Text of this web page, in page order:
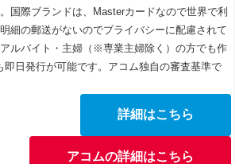
国際ブランドは、Masterカードなので世界で利
細の郵送がないのでプライバシーに配慮されて
ルバイト・主婦（※専業主婦除く）の方でも作
即日発行が可能です。アコム独自の審査基準で
詳細はこちら
アコムの詳細はこちら